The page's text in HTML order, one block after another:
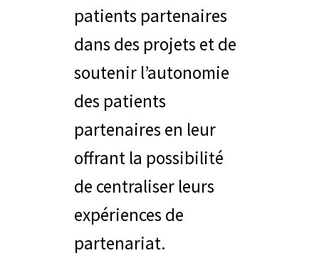
patients partenaires
dans des projets et de
soutenir l’autonomie
des patients
partenaires en leur
offrant la possibilité
de centraliser leurs
expériences de
partenariat.